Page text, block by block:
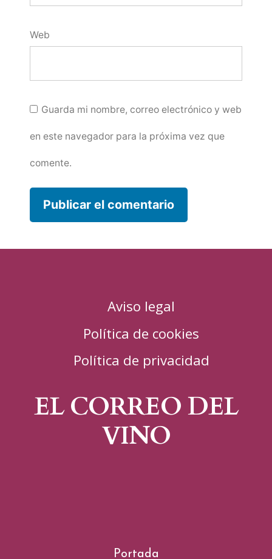
Web
Guarda mi nombre, correo electrónico y web
en este navegador para la próxima vez que
comente.
Aviso legal
Política de cookies
Política de privacidad
EL CORREO DEL
VINO
Portada